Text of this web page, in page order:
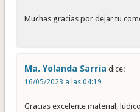
Muchas gracias por dejar tu
Ma. Yolanda Sarria dice:
16/05/2023 a las 04:19
Gracias excelente material,